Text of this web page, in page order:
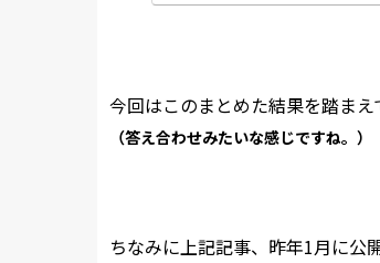
今回はこのまとめた結果を踏まえ
（答え合わせみたいな感じですね。）
ちなみに上記記事、昨年1月に公